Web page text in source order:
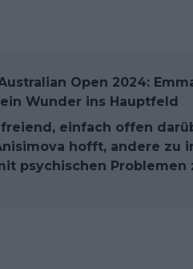
Open 2024:
Wunder ins Hauptfeld
einfach offen
hofft, andere zu
psychischen Problemen